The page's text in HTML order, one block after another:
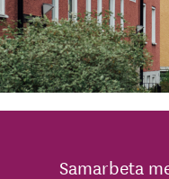
Samarbeta